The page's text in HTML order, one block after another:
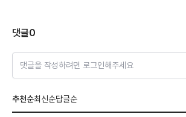
댓글0
댓글을 작성하려면 로그인해주세요
추천순최신순답글순